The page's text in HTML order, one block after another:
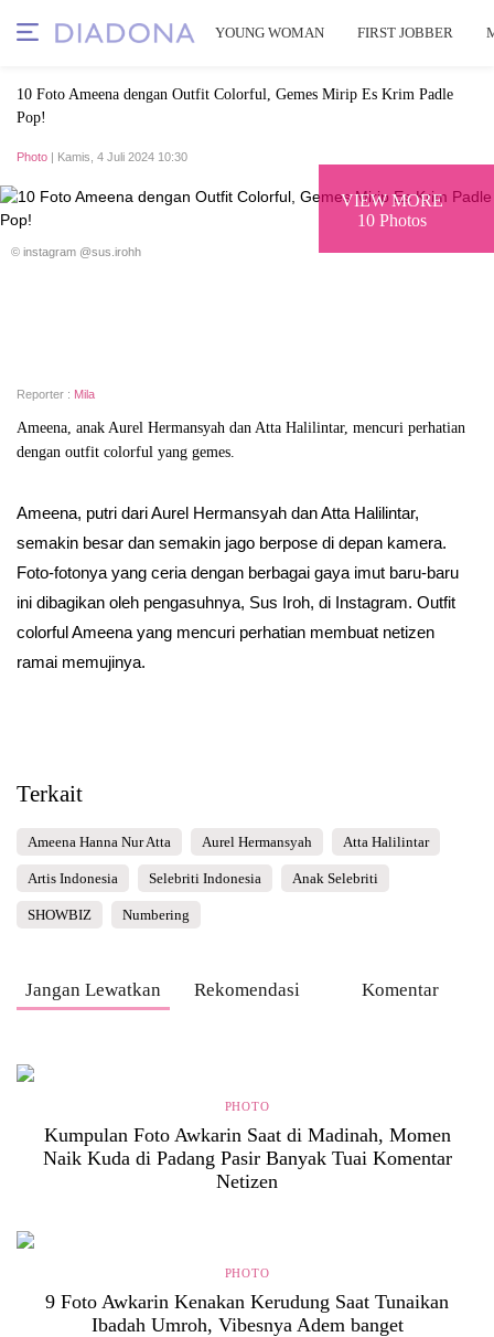
YOUNG WOMAN FIRST JOBBER
10 Foto Ameena dengan Outfit Colorful, Gemes Mirip Es Krim Padle
Pop!
Photo | Kamis, 4 Juli 2024 10:30
VIEW MORE
10 Photos
© instagram @sus.irohh
Reporter : Mila
Ameena, anak Aurel Hermansyah dan Atta Halilintar, mencuri perhatian
dengan outfit colorful yang gemes.
Ameena, putri dari Aurel Hermansyah dan Atta Halilintar,
semakin besar dan semakin jago berpose di depan kamera.
Foto-fotonya yang ceria dengan berbagai gaya imut baru-baru
ini dibagikan oleh pengasuhnya, Sus Iroh, di Instagram. Outfit
colorful Ameena yang mencuri perhatian membuat netizen
ramai memujinya.
Terkait
Ameena Hanna Nur Atta Aurel Hermansyah Atta Halilintar
Artis Indonesia Selebriti Indonesia Anak Selebriti
SHOWBIZ Numbering
Jangan Lewatkan Rekomendasi Komentar
PHOTO
Kumpulan Foto Awkarin Saat di Madinah, Momen
Naik Kuda di Padang Pasir Banyak Tuai Komentar
Netizen
PHOTO
9 Foto Awkarin Kenakan Kerudung Saat Tunaikan
Ibadah Umroh, Vibesnya Adem banget